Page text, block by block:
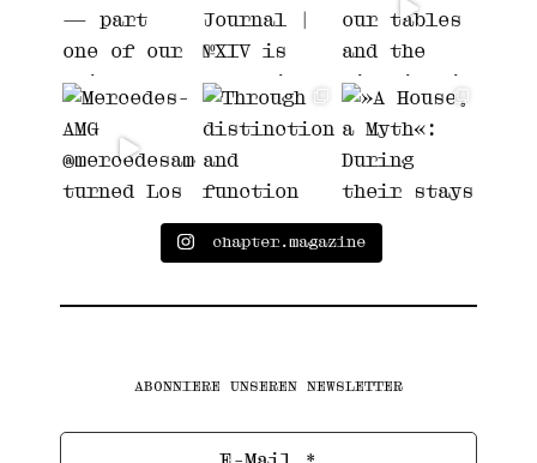
chapter.magazine
ABONNIERE UNSEREN NEWSLETTER